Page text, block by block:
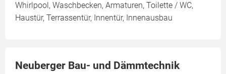
Whirlpool, Waschbecken, Armaturen, Toilette / WC,
Haustür, Terrassentür, Innentür, Innenausbau
Neuberger Bau- und Dämmtechnik